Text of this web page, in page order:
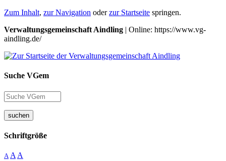
Zum Inhalt, zur Navigation oderzur Startseite springen.
Verwaltungsgemeinschaft Aindling | Online: https://www.vg-
aindling.de/
Suche VGem
suchen
Schriftgröße
A A A